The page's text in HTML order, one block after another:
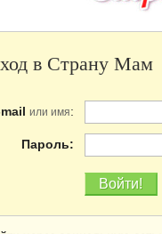
в Страну Мам
или имя:
Пароль: